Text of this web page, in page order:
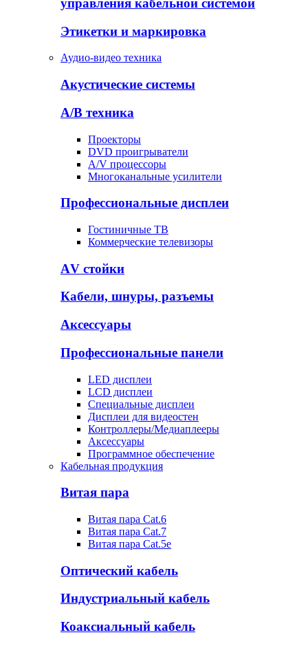
управления кабельной системой
Этикетки и маркировка
Аудио-видео техника
Акустические системы
А/В техника
Проекторы
DVD проигрыватели
A/V процессоры
Многоканальные усилители
Профессиональные дисплеи
Гостиничные ТВ
Коммерческие телевизоры
АV стойки
Кабели, шнуры, разъемы
Аксессуары
Профессиональные панели
LED дисплеи
LCD дисплеи
Специальные дисплеи
Дисплеи для видеостен
Контроллеры/Медиаплееры
Аксессуары
Программное обеспечение
Кабельная продукция
Витая пара
Витая пара Cat.6
Витая пара Cat.7
Витая пара Cat.5e
Оптический кабель
Индустриальный кабель
Коаксиальный кабель